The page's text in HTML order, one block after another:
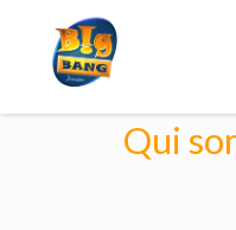
Se rendre au contenu
Qui